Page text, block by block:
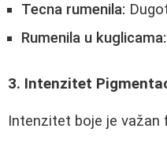
Tecna rumenila:
Rumenila u kuglicama:
3. Intenzitet
Intenzitet boje je važan